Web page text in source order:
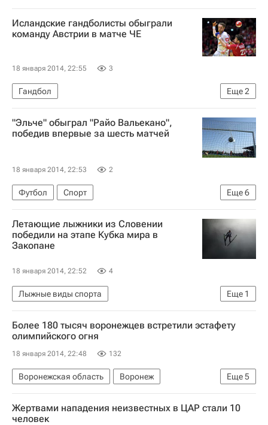
Исландские гандболисты обыграли
команду Австрии в матче ЧЕ
18 января 2014, 22:55 3
Еще2
Гандбол
Чемпионат Европы по гандболу среди мужчин
Исландия
"Эльче" обыграл "Райо Вальекано",
победив впервые за шесть матчей
18 января 2014, 22:53 2
Еще6
Футбол
Спорт
Чемпионат Испании по футболу
Эльче
Райо Вальекано
Эду Альбакар
Рауль Баэна
Летающие лыжники из Словении
победили на этапе Кубка мира в
Закопане
18 января 2014, 22:52 4
Еще 1
Лыжные виды спорта
Кубок мира по прыжкам на лыжах с трамплина
Более 180 тысяч воронежцев встретили эстафету
олимпийского огня
18 января 2014, 22:48 132
Еще5
Воронежская область
Воронеж
Центральный ФО
Весь мир
Европа
Эстафета Олимпийского огня
Россия
Жертвами нападения неизвестных в ЦАР стали 10
человек